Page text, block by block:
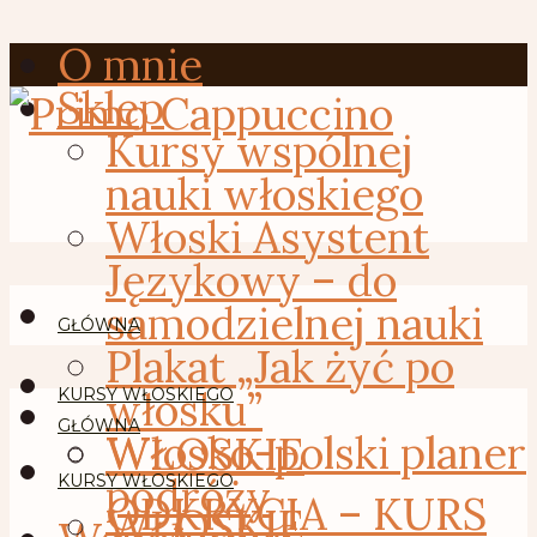
O mnie
Sklep
Kursy wspólnej
nauki włoskiego
Włoski Asystent
Językowy – do
samodzielnej nauki
Plakat „Jak żyć po
włosku”
Włosko-polski planer
podróży
GŁÓWNA
KURSY WŁOSKIEGO
WŁOSKIE
ODKRYCIA – KURS
GŁÓWNA
KURSY WŁOSKIEGO